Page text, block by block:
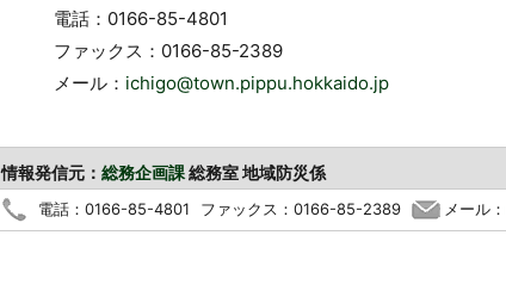
電話：0166-85-4801
ファックス：0166-85-2389
メール： ichigo@town.pippu.hokkaido.jp
情報発信元： 総務企画課総務室 地域防災係
電話：0166-85-4801 ファックス：0166-85-2389 メール：